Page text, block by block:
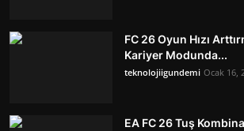
FC 26 Oyun Hızı
Kariyer Modunda...
teknolojiigundemi Ocak 16,
EA FC 26 Tuş